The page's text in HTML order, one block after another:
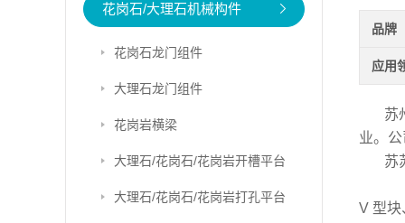
花岗石/大理石机械构件
花岗石龙门组件
大理石龙门组件
花岗岩横梁
大理石/花岗石/花岗岩开槽平台
大理石/花岗石/花岗岩打孔平台
品牌
应用
苏
业。
苏
V 型块